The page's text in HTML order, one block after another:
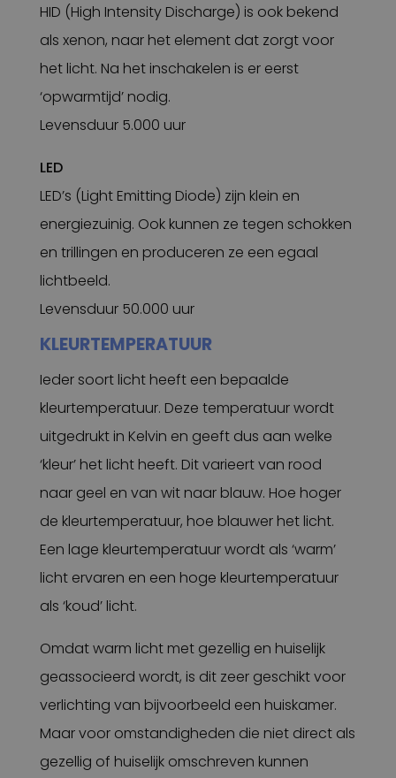
HID (High Intensity Discharge) is ook bekend
als xenon, naar het element dat zorgt voor
het licht. Na het inschakelen is er eerst
‘opwarmtijd’ nodig.
Levensduur 5.000 uur
LED
LED’s (Light Emitting Diode) zijn klein en
energiezuinig. Ook kunnen ze tegen schokken
en trillingen en produceren ze een egaal
lichtbeeld.
Levensduur 50.000 uur
KLEURTEMPERATUUR
Ieder soort licht heeft een bepaalde
kleurtemperatuur. Deze temperatuur wordt
uitgedrukt in Kelvin en geeft dus aan welke
‘kleur’ het licht heeft. Dit varieert van rood
naar geel en van wit naar blauw. Hoe hoger
de kleurtemperatuur, hoe blauwer het licht.
Een lage kleurtemperatuur wordt als ‘warm’
licht ervaren en een hoge kleurtemperatuur
als ‘koud’ licht.
Omdat warm licht met gezellig en huiselijk
geassocieerd wordt, is dit zeer geschikt voor
verlichting van bijvoorbeeld een huiskamer.
Maar voor omstandigheden die niet direct als
gezellig of huiselijk omschreven kunnen